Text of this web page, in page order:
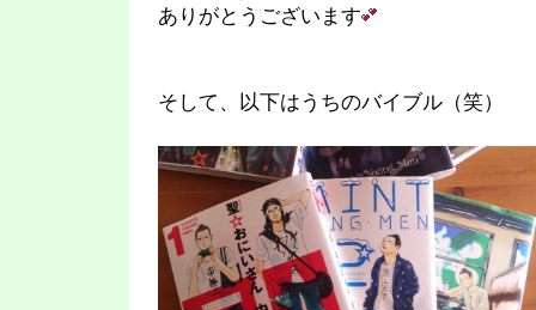
ありがとうございます
そして、以下はうちのバイブル（笑）